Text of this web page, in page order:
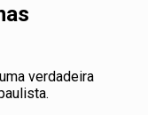
verdadeira